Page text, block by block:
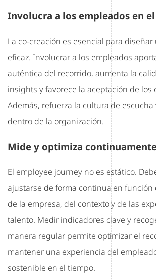
Involucra a los empleados en
La co-creación es esencial para
eficaz. Involucrar a los empleados
auténtica del recorrido, aumenta la
insights y favorece la aceptación de los
Además, refuerza la cultura de
dentro de la organización.
Mide y optimiza
El employee journey no es estático.
ajustarse de forma continua en función
de la empresa, del contexto y de las
talento. Medir indicadores clave y
manera regular permite optimizar el
mantener una experiencia del
sostenible en el tiempo.